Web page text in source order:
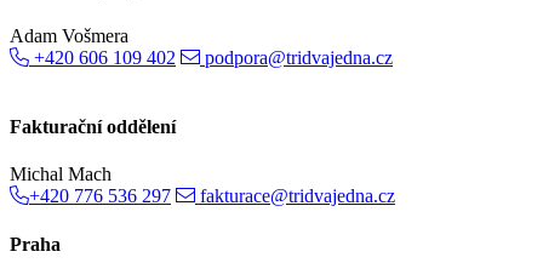
Adam Vošmera
+420 606 109 402
podpora@tridvajedna.cz
Fakturační oddělení
Michal Mach
+420 776 536 297
fakturace@tridvajedna.cz
Praha